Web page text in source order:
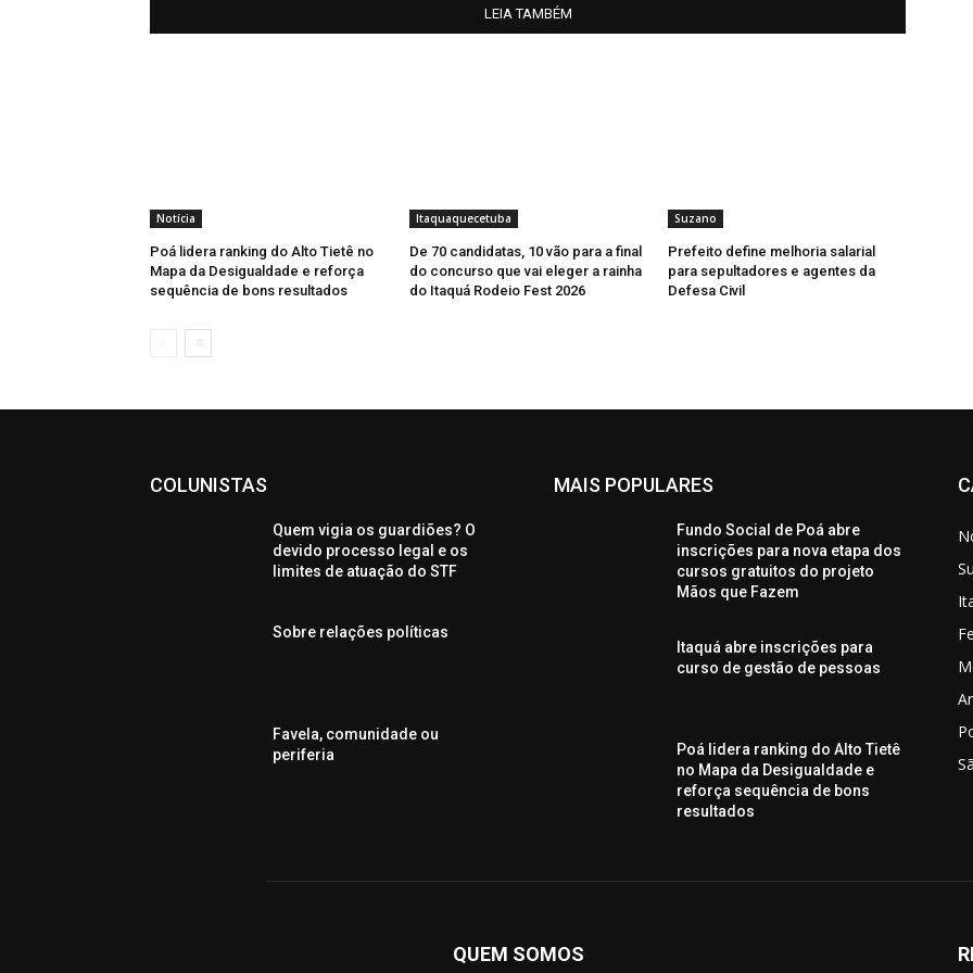
LEIA TAMBÉM
Notícia
Poá lidera ranking do Alto Tietê no
Mapa da Desigualdade e reforça
sequência de bons resultados
Itaquaquecetuba
De 70 candidatas, 10 vão para a final
do concurso que vai eleger a rainha
do Itaquá Rodeio Fest 2026
Suzano
Prefeito define melhoria salarial
para sepultadores e agentes da
Defesa Civil
COLUNISTAS
Quem vigia os guardiões? O
devido processo legal e os
limites de atuação do STF
Sobre relações políticas
Favela, comunidade ou
periferia
MAIS POPULARES
Fundo Social de Poá abre
inscrições para nova etapa dos
cursos gratuitos do projeto
Mãos que Fazem
Itaquá abre inscrições para
curso de gestão de pessoas
Poá lidera ranking do Alto Tietê
no Mapa da Desigualdade e
reforça sequência de bons
resultados
QUEM SOMOS